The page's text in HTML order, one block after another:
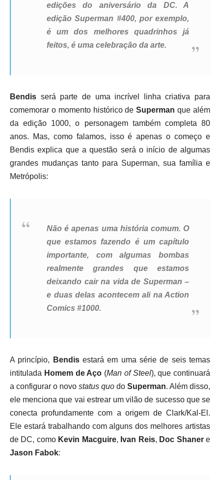
edições do aniversário da DC. A
edição Superman #400, por exemplo,
é um dos melhores quadrinhos já
feitos, é uma celebração da arte.
Bendis será parte de uma incrível linha criativa para
comemorar o momento histórico deSuperman que além
da edição 1000, o personagem também completa 80
anos. Mas, como falamos, isso é apenas o começo e
Bendis explica que a questão será o início de algumas
grandes mudanças tanto para Superman, sua família e
Metrópolis:
Não é apenas uma história comum. O
que estamos fazendo é um capítulo
importante, com algumas bombas
realmente grandes que estamos
deixando cair na vida de Superman –
e duas delas acontecem ali na Action
Comics #1000.
A princípio, Bendisestará em uma série de seis temas
intitulada Homem de Aço (Man of Steel), que continuará
a configurar o novo status quo do Superman. Além disso,
ele menciona que vai estrear um vilão de sucesso que se
conecta profundamente com a origem de Clark/Kal-El.
Ele estará trabalhando com alguns dos melhores artistas
de DC, como Kevin Macguire, Ivan Reis, Doc Shanere
Jason Fabok: